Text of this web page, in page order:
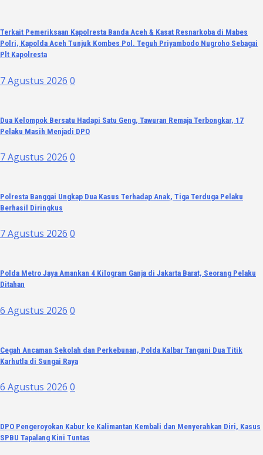
Terkait Pemeriksaan Kapolresta Banda Aceh & Kasat Resnarkoba di Mabes
Polri, Kapolda Aceh Tunjuk Kombes Pol. Teguh Priyambodo Nugroho Sebagai
Plt Kapolresta
7 Agustus 2026 0
Dua Kelompok Bersatu Hadapi Satu Geng, Tawuran Remaja Terbongkar, 17
Pelaku Masih Menjadi DPO
7 Agustus 2026 0
Polresta Banggai Ungkap Dua Kasus Terhadap Anak, Tiga Terduga Pelaku
Berhasil Diringkus
7 Agustus 2026 0
Polda Metro Jaya Amankan 4 Kilogram Ganja di Jakarta Barat, Seorang Pelaku
Ditahan
6 Agustus 2026 0
Cegah Ancaman Sekolah dan Perkebunan, Polda Kalbar Tangani Dua Titik
Karhutla di Sungai Raya
6 Agustus 2026 0
DPO Pengeroyokan Kabur ke Kalimantan Kembali dan Menyerahkan Diri, Kasus
SPBU Tapalang Kini Tuntas